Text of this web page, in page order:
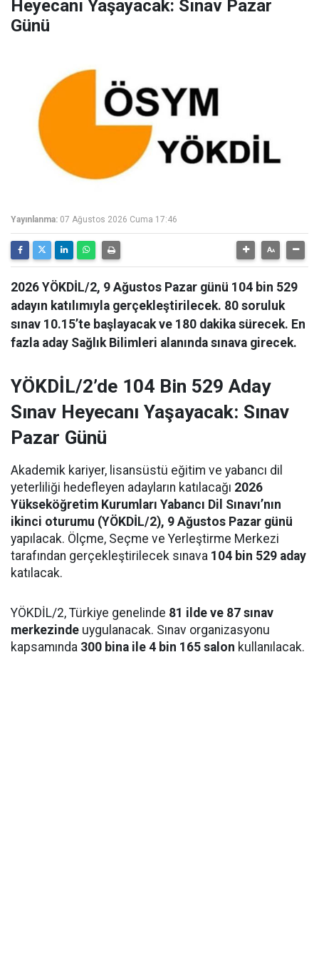
Heyecanı Yaşayacak: Sınav Pazar
Günü
Yayınlanma: 07 Ağustos 2026 Cuma 17:46
2026 YÖKDİL/2, 9 Ağustos Pazar günü 104 bin 529
adayın katılımıyla gerçekleştirilecek. 80 soruluk
sınav 10.15’te başlayacak ve 180 dakika sürecek. En
fazla aday Sağlık Bilimleri alanında sınava girecek.
YÖKDİL/2’de 104 Bin 529 Aday
Sınav Heyecanı Yaşayacak: Sınav
Pazar Günü
Akademik kariyer, lisansüstü eğitim ve yabancı dil
yeterliliği hedefleyen adayların katılacağı 2026
Yükseköğretim Kurumları Yabancı Dil Sınavı’nın
ikinci oturumu (YÖKDİL/2), 9 Ağustos Pazar günü
yapılacak. Ölçme, Seçme ve Yerleştirme Merkezi
tarafından gerçekleştirilecek sınava 104 bin 529 aday
katılacak.
YÖKDİL/2, Türkiye genelinde 81 ilde ve 87 sınav
merkezinde uygulanacak. Sınav organizasyonu
kapsamında 300 bina ile 4 bin 165 salon kullanılacak.